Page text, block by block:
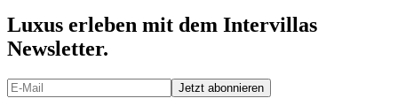
Luxus erleben mit dem Intervillas
Newsletter.
Jetzt abonnieren